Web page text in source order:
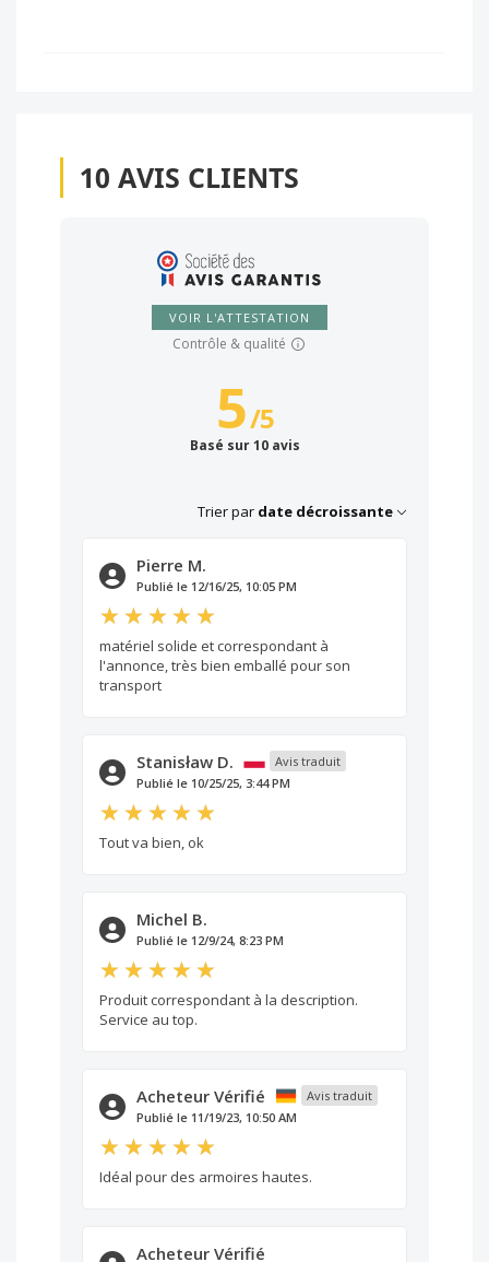
10 AVIS CLIENTS
VOIR L'ATTESTATION
Contrôle & qualité
5/5
Basé sur 10 avis
Trier par date décroissante
Pierre M.
Publié le 12/16/25, 10:05 PM
matériel solide et correspondant à
l'annonce, très bien emballé pour son
transport
Stanisław D.
Avis traduit
Publié le 10/25/25, 3:44 PM
Tout va bien, ok
Michel B.
Publié le 12/9/24, 8:23 PM
Produit correspondant à la description.
Service au top.
Acheteur Vérifié
Avis traduit
Publié le 11/19/23, 10:50 AM
Idéal pour des armoires hautes.
Acheteur Vérifié